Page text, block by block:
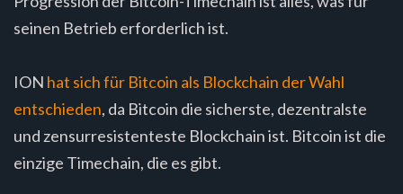
seinen Betrieb erforderlich ist.
ION hat sich für Bitcoin als Blockchain der Wahl
entschieden, da Bitcoin die sicherste, dezentralste
und zensurresistenteste Blockchain ist. Bitcoin ist die
einzige Timechain, die es gibt.